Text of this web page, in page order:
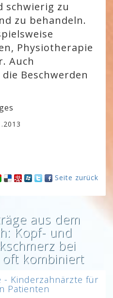
schwierig zu
zu behandeln.
Physiotherapie
Auch
Beschwerden
Seite zurück
aus dem
Kopf- und
bei
oft kombiniert
- Kinderzahnärzte für
Patienten